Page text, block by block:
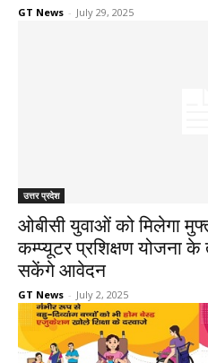
GT News - July 29, 2025
उत्तर प्रदेश
ओबीसी युवाओं को मिलेगा
कम्प्यूटर प्रशिक्षण योजना
सकेंगे आवेदन
GT News - July 2, 2025